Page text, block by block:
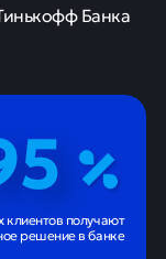
Банка
получают
решение в банке